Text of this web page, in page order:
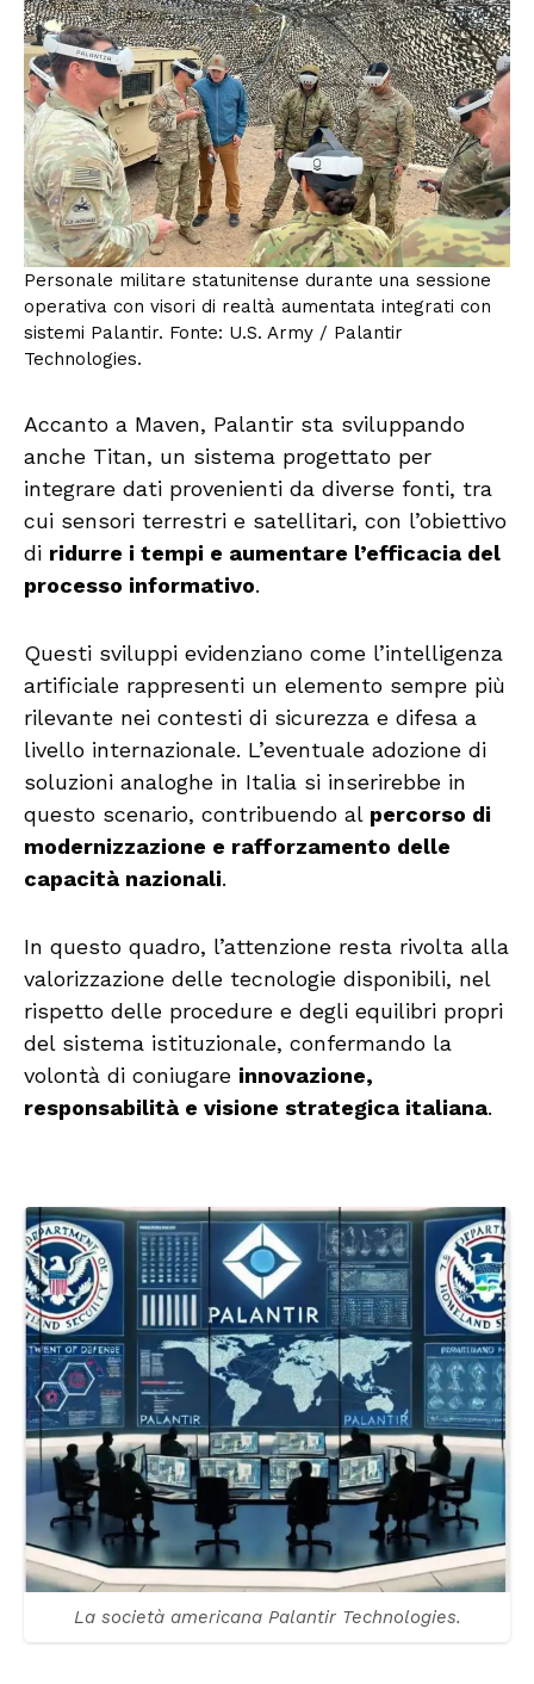
Personale militare statunitense durante una sessione
operativa con visori di realtà aumentata integrati con
sistemi Palantir. Fonte: U.S. Army / Palantir
Technologies.
Accanto a Maven, Palantir sta sviluppando
anche Titan, un sistema progettato per
integrare dati provenienti da diverse fonti, tra
cui sensori terrestri e satellitari, con l’obiettivo
di ridurre i tempi e aumentare l’efficacia del
processo informativo.
Questi sviluppi evidenziano come l’intelligenza
artificiale rappresenti un elemento sempre più
rilevante nei contesti di sicurezza e difesa a
livello internazionale. L’eventuale adozione di
soluzioni analoghe in Italia si inserirebbe in
questo scenario, contribuendo al percorso di
modernizzazione e rafforzamento delle
capacità nazionali.
In questo quadro, l’attenzione resta rivolta alla
valorizzazione delle tecnologie disponibili, nel
rispetto delle procedure e degli equilibri propri
del sistema istituzionale, confermando la
volontà di coniugare innovazione,
responsabilità e visione strategica italiana.
La società americana Palantir Technologies.